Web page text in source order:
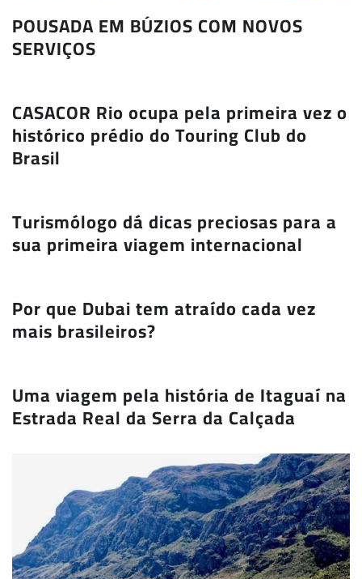
POUSADA EM BÚZIOS COM NOVOS
SERVIÇOS
CASACOR Rio ocupa pela primeira vez o
histórico prédio do Touring Club do
Brasil
Turismólogo dá dicas preciosas para a
sua primeira viagem internacional
Por que Dubai tem atraído cada vez
mais brasileiros?
Uma viagem pela história de Itaguaí na
Estrada Real da Serra da Calçada